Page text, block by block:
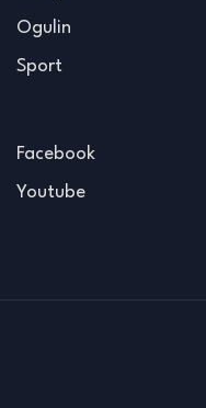
Ogulin
Sport
Facebook
Youtube